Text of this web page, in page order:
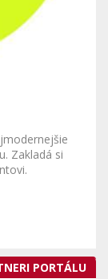
Zakladá si
PORTÁLU